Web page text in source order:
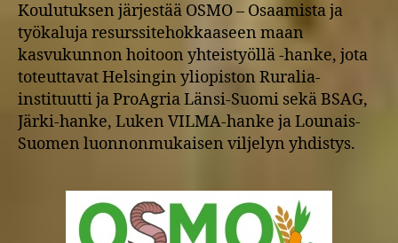
Koulutuksen järjestää OSMO – Osaamista ja
työkaluja resurssitehokkaaseen maan
kasvukunnon hoitoon yhteistyöllä -hanke, jota
toteuttavat Helsingin yliopiston Ruralia-
instituutti ja ProAgria Länsi-Suomi sekä BSAG,
Järki-hanke, Luken VILMA-hanke ja Lounais-
Suomen luonnonmukaisen viljelyn yhdistys.